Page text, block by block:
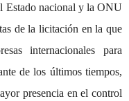
Estado nacional y la ONU
de la licitación en la que
internacionales para
de los últimos tiempos,
presencia en el control